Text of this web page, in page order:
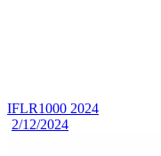
IFLR1000 2024
2/12/2024